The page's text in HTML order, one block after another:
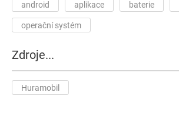
android aplikace baterie
operační systém
Zdroje...
Huramobil